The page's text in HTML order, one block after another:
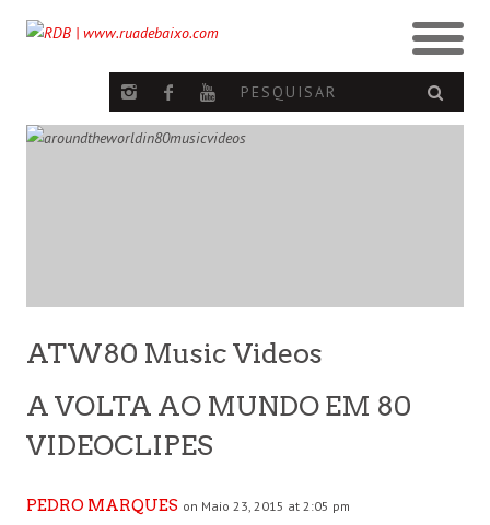
ATW80 Music Videos
A VOLTA AO MUNDO EM 80
VIDEOCLIPES
PEDRO MARQUES on Maio 23, 2015 at 2:05 pm